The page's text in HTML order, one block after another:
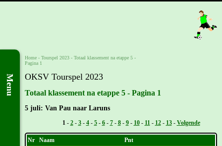
Menu
Home - Tourspel 2023 - Totaal klassement na etappe 5 -
Pagina 1
OKSV Tourspel 2023
Totaal klassement na etappe 5 - Pagina 1
5 juli: Van Pau naar Laruns
1- 2- 3- 4- 5- 6- 7- 8- 9- 10- 11- 12- 13- Volgende
Nr Naam Pnt